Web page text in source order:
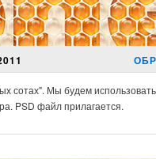
сотах". Мы будем использовать
. PSD файл прилагается.